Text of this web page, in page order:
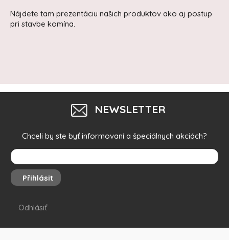
Nájdete tam prezentáciu našich produktov ako aj postup
pri stavbe komína.
NEWSLETTER
Chceli by ste byť informovaní a špeciálnych akciách?
Přihlásit
Odhlásiť